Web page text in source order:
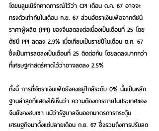
โดยบลูมเบิร์กคาดการณ์ไว้ว่า CPI เดือน ต.ค. 67 อาจจะ
ทรงตัวเท่ากับในเดือน ก.ย. 67 ส่วนอัตราเงินเฟ้อจากดัชนี
ราคาผู้ผลิต (PPI) ของจีนลดลงต่อเนื่องเป็นเดือนที่ 25 โดย
ดัชนี PPI ลดลง 2.9% เมื่อเทียบเป็นรายปีในเดือน ต.ค. 67
ซึ่งเป็นการลดลงเป็นเดือนที่ 25 ติดต่อกัน โดยลดลงมากกว่า
ที่เศรษฐศาสตร์คาดไว้ว่าอาจลดลง 2.5%
ทั้งนี้ การที่อัตราเงินเฟ้อยังคงอยู่ใกล้ระดับ 0% นั้นเป็นหลัก
ฐานล่าสุดที่แสดงให้เห็นว่า ความต้องการภายในประเทศของ
จีนยังคงซบเซา แม้ว่ารัฐบาลจีนออกมาตรการกระตุ้น
เศรษฐกิจมาตั้งแต่ปลายเดือน ก.ย. 67 ซึ่งรวมถึงการปรับลด